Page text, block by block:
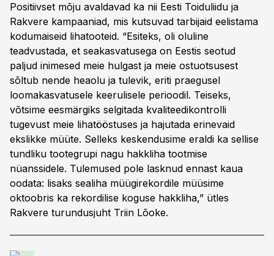
Positiivset mõju avaldavad ka nii Eesti Toiduliidu ja
Rakvere kampaaniad, mis kutsuvad tarbijaid eelistama
kodumaiseid lihatooteid. “Esiteks, oli oluline
teadvustada, et seakasvatusega on Eestis seotud
paljud inimesed meie hulgast ja meie ostuotsusest
sõltub nende heaolu ja tulevik, eriti praegusel
loomakasvatusele keerulisele perioodil. Teiseks,
võtsime eesmärgiks selgitada kvaliteedikontrolli
tugevust meie lihatööstuses ja hajutada erinevaid
ekslikke müüte. Selleks keskendusime eraldi ka sellise
tundliku tootegrupi nagu hakkliha tootmise
nüanssidele. Tulemused pole lasknud ennast kaua
oodata: lisaks sealiha müügirekordile müüsime
oktoobris ka rekordilise koguse hakkliha,” ütles
Rakvere turundusjuht Triin Lõoke.